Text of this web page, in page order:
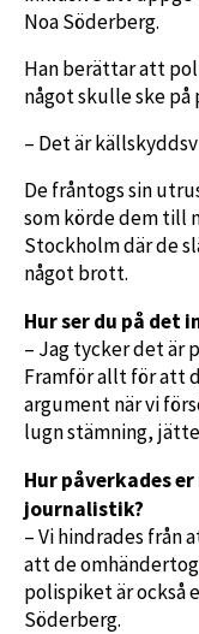
Noa Söderberg.
Han berättar att
något skulle ske på
– Det är
De fråntogs sin
som körde dem till
Stockholm där de
något brott.
Hur ser du på det
– Jag tycker det är
Framför allt för att
argument när vi
lugn stämning,
Hur påverkades
journalistik?
– Vi hindrades från
att de
polispiket är också
Söderberg.